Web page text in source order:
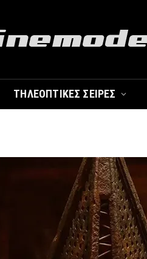
ΤΗΛΕΟΠΤΙΚΈΣ ΣΕΙΡΈΣ